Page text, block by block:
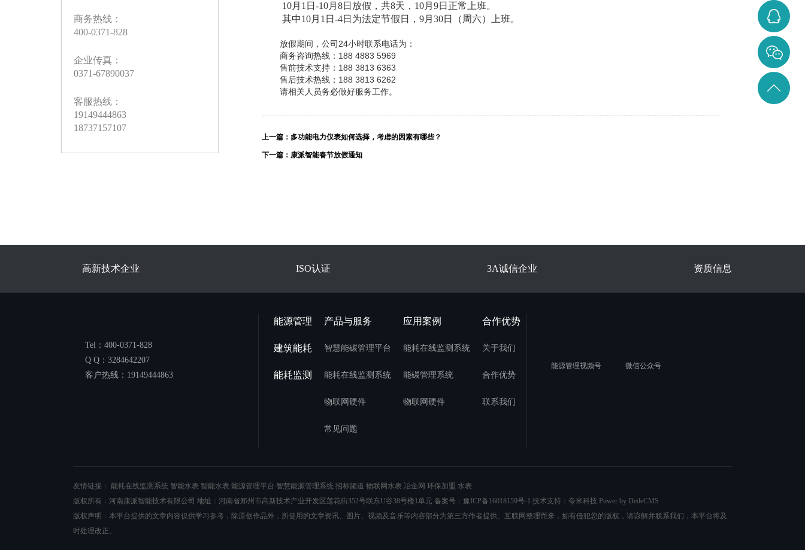
0371-
3284642207
返回
商务热线：
400-0371-828
企业传真：
0371-67890037
客服热线：
19149444863
18737157107
10月1日-10月8日放假，共8天，10月9日正常上班。
其中10月1日-4日为法定节假日，9月30日（周六）上班。
放假期间，公司24小时联系电话为：
商务咨询热线：188 4883 5969
售前技术支持：188 3813 6363
售后技术热线；188 3813 6262
请相关人员务必做好服务工作。
上一篇： 多功能电力仪表如何选择，考虑的因素有哪些？
下一篇： 康派智能春节放假通知
高新技术企业 ISO认证 3A诚信企业 资质信息
Tel：400-0371-828
Q Q：3284642207
客户热线：19149444863
能源管理
建筑能耗
能耗监测
产品与服务
智慧能碳管理平台
能耗在线监测系统
物联网硬件
常见问题
应用案例
能耗在线监测系统
能碳管理系统
物联网硬件
合作优势
关于我们
合作优势
联系我们
能源管理视频号 微信公众号
友情链接： 能耗在线监测系统 智能水表 智能水表 能源管理平台 智慧能源管理系统 招标频道 物联网水表 冶金网 环保加盟 水表
版权所有：河南康派智能技术有限公司 地址：河南省郑州市高新技术产业开发区莲花街352号联东U谷38号楼1单元 备案号： 豫ICP备16018159号-1 技术支持：夸米科技 Power by DedeCMS
版权声明：本平台提供的文章内容仅供学习参考，除原创作品外，所使用的文章资讯、图片、视频及音乐等内容部分为第三方作者提供、互联网整理而来，如有侵犯您的版权，请谅解并联系我们，本平台将及
时处理改正。